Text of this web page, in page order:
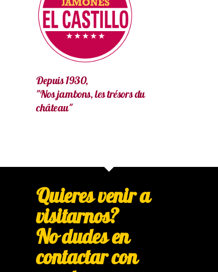
Depuis 1930,
"Nos jambons, les trésors du
château"
Quieres venir a
visitarnos?
No dudes en
contactar con